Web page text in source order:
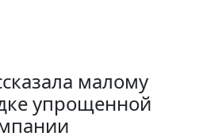
малому
упрощенной